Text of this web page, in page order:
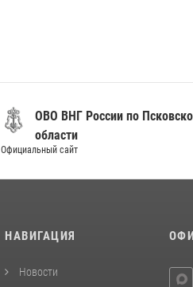
ОВО ВНГ России по
области
Официальный сайт
НАВИГАЦИЯ
Новости